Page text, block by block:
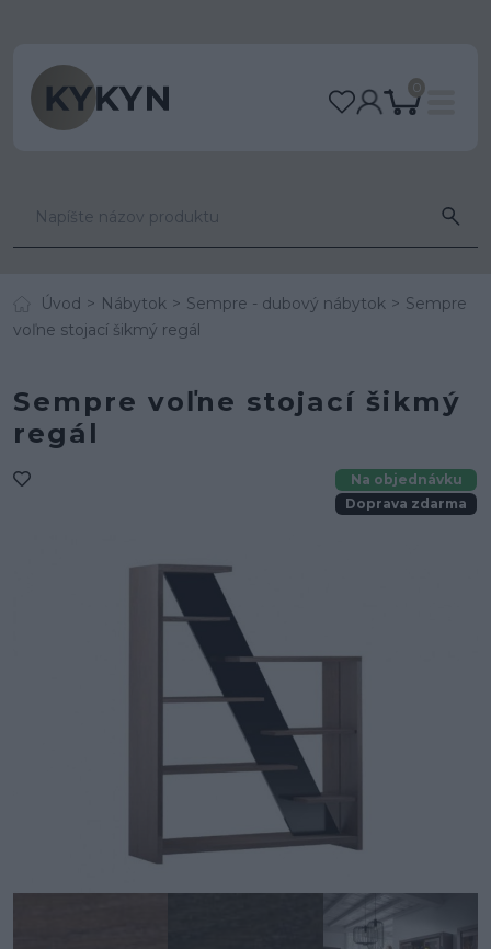
0
Úvod Nábytok Sempre - dubový nábytok
Sempre
voľne stojací šikmý regál
Sempre voľne stojací šikmý
regál
Na objednávku
Doprava zdarma